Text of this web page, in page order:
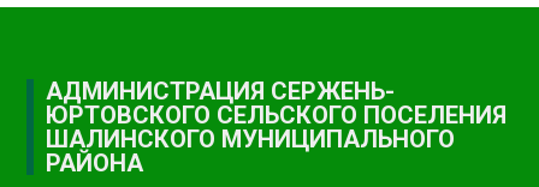
АДМИНИСТРАЦИЯ СЕРЖЕНЬ-
ЮРТОВСКОГО СЕЛЬСКОГО ПОСЕЛЕНИЯ
ШАЛИНСКОГО МУНИЦИПАЛЬНОГО
РАЙОНА